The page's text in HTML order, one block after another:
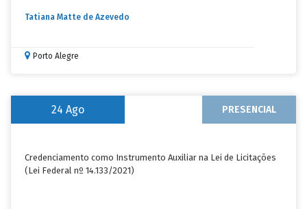
Tatiana Matte de Azevedo
Porto Alegre
24Ago PRESENCIAL
Credenciamento como Instrumento Auxiliar na Lei de Licitações
(Lei Federal nº 14.133/2021)